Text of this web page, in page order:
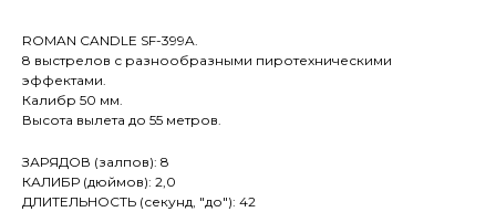
ROMAN CANDLE SF-399A.
8 выстрелов с разнообразными пиротехническими
эффектами.
Калибр 50 мм.
Высота вылета до 55 метров.
ЗАРЯДОВ (залпов): 8
КАЛИБР (дюймов): 2,0
ДЛИТЕЛЬНОСТЬ (секунд, "до"): 42